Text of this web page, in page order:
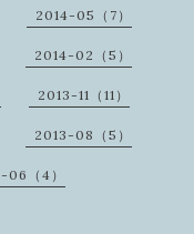
2014-05（7）
2014-02（5）
2013-11（11）
2013-08（5）
06（4）